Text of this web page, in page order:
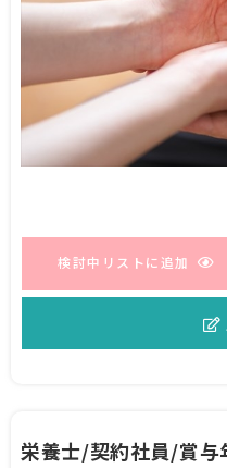
検討中リストに追加
栄養士/契約社員/賞与